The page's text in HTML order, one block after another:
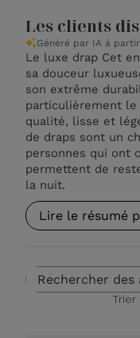
Les clients
Généré par IA à
Le luxe drap Cet
sa douceur
son extrême
particulièrement le
qualité, lisse et
de draps sont un
personnes qui ont
permettent de
la nuit.
Lire le résumé
Trier